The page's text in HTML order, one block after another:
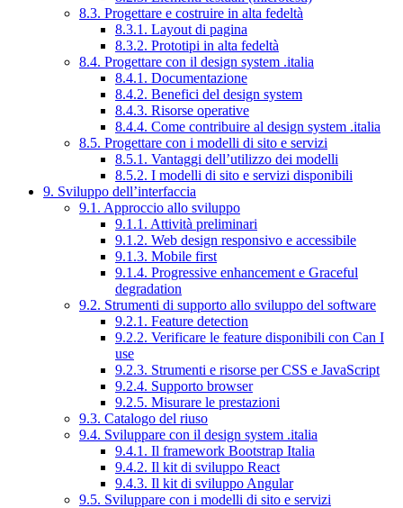
8.3. Progettare e costruire in alta fedeltà
8.3.1. Layout di pagina
8.3.2. Prototipi in alta fedeltà
8.4. Progettare con il design system .italia
8.4.1. Documentazione
8.4.2. Benefici del design system
8.4.3. Risorse operative
8.4.4. Come contribuire al design system .italia
8.5. Progettare con i modelli di sito e servizi
8.5.1. Vantaggi dell’utilizzo dei modelli
8.5.2. I modelli di sito e servizi disponibili
9. Sviluppo dell’interfaccia
9.1. Approccio allo sviluppo
9.1.1. Attività preliminari
9.1.2. Web design responsivo e accessibile
9.1.3. Mobile first
9.1.4. Progressive enhancement e Graceful
degradation
9.2. Strumenti di supporto allo sviluppo del software
9.2.1. Feature detection
9.2.2. Verificare le feature disponibili con Can I
use
9.2.3. Strumenti e risorse per CSS e JavaScript
9.2.4. Supporto browser
9.2.5. Misurare le prestazioni
9.3. Catalogo del riuso
9.4. Sviluppare con il design system .italia
9.4.1. Il framework Bootstrap Italia
9.4.2. Il kit di sviluppo React
9.4.3. Il kit di sviluppo Angular
9.5. Sviluppare con i modelli di sito e servizi